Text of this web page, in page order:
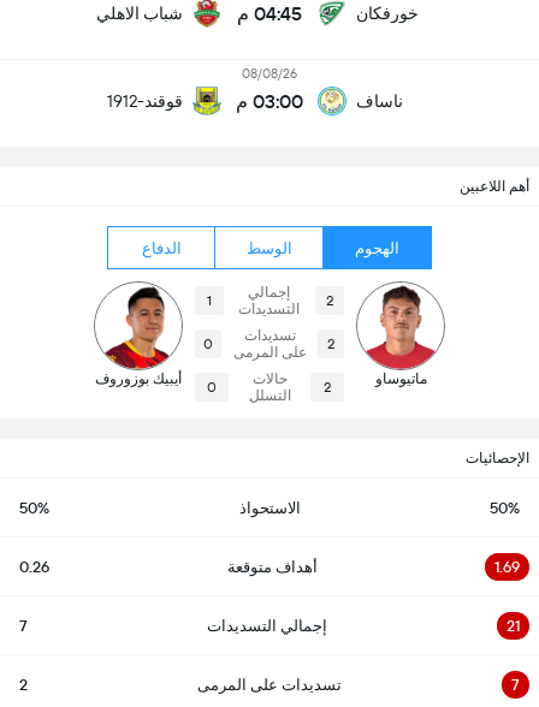
خورفكان 04:45 م شباب الاهلي
ناساف
08/08/26
03:00 م قوقند-1912
أهم اللاعبين
الهجوم الوسط الدفاع
ماتيوساو
2
إجمالي
التسديدات
1
2
تسديدات
على المرمى
0
2
حالات
التسلل
0 أيبيك بوزوروف
الإحصائيات
50% الاستحواذ 50%
1.69 أهداف متوقعة 0.26
21 إجمالي التسديدات 7
7 تسديدات على المرمى 2